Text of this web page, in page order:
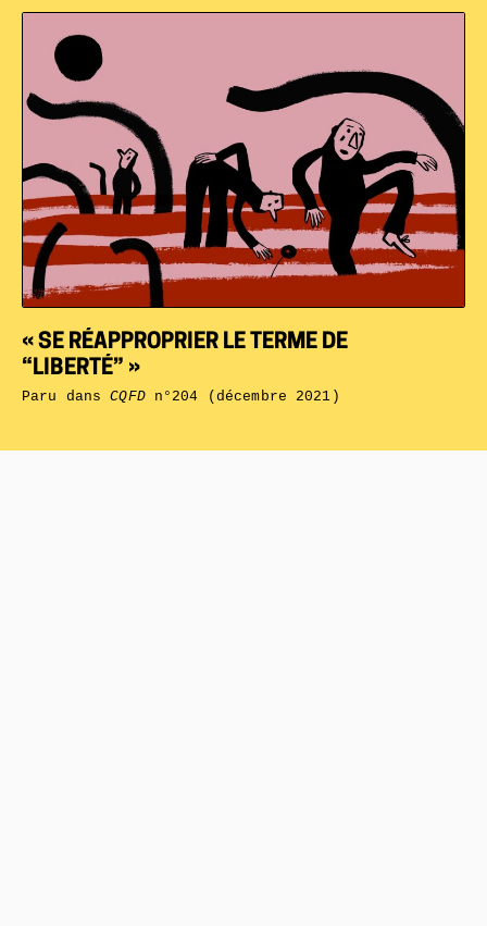
« SE RÉAPPROPRIER LE TERME DE
“LIBERTÉ” »
Paru dansCQFDn°204 (décembre 2021)